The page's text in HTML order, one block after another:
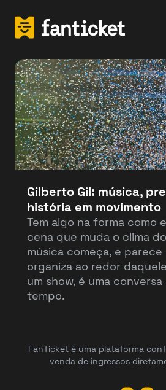
Gilberto Gil: música,
história em movimento
Tem algo na forma como
cena que muda o clima
música começa, e
organiza ao redor
um show, é uma
tempo.
FanTicket é uma plataforma
venda de ingressos
FanTicket
Olá! Bem-vindo(a) ao
posso te ajudar hoje?
Vender
Your message